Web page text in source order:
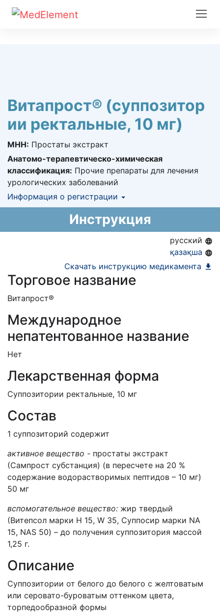
Витапрост® (суппозитор
ии ректальные, 10 мг)
МНН: Простаты экстракт
Анатомо-терапевтическо-химическая
классификация: Прочие препараты для лечения
урологических заболеваний
Информация о регистрации
Информация о регистрации в РК:16.08.2023 -
Инструкция
русский
қазақша
Скачать инструкцию медикамента
Торговое название
Витапрост®
Международное
непатентованное название
Нет
Лекарственная форма
Суппозитории ректальные, 10 мг
Состав
1 суппозиторий содержит
активное вещество - простаты экстракт
(Сампрост субстанция) (в пересчете на 20 %
содержание водорастворимых пептидов – 10 мг)
50 мг
вспомогательное вещество: жир твердый
(Витепсол марки H 15, W 35, Суппосир марки NA
15, NAS 50) – до получения суппозитория массой
1,25 г.
Описание
Суппозитории от белого до белого с желтоватым
или серовато-буроватым оттенком цвета,
торпедообразной формы